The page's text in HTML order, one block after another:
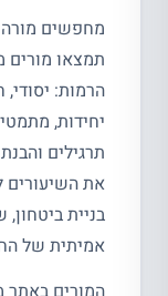
מחפשים
תמצאו מורים
יחידות,
תרגילים
את השיעורים
בניית
אמיתית של